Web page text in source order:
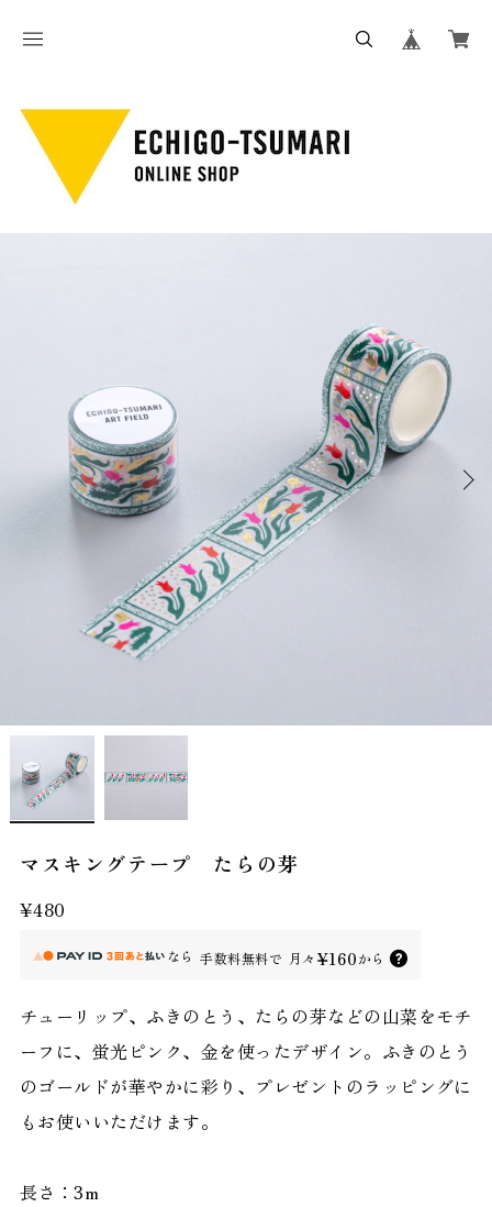
マスキングテープ たらの芽
¥480
なら 手数料無料で 月々 ¥160から
チューリップ、ふきのとう、たらの芽などの山菜をモチ
ーフに、蛍光ピンク、金を使ったデザイン。ふきのとう
のゴールドが華やかに彩り、プレゼントのラッピングに
もお使いいただけます。
長さ：3m